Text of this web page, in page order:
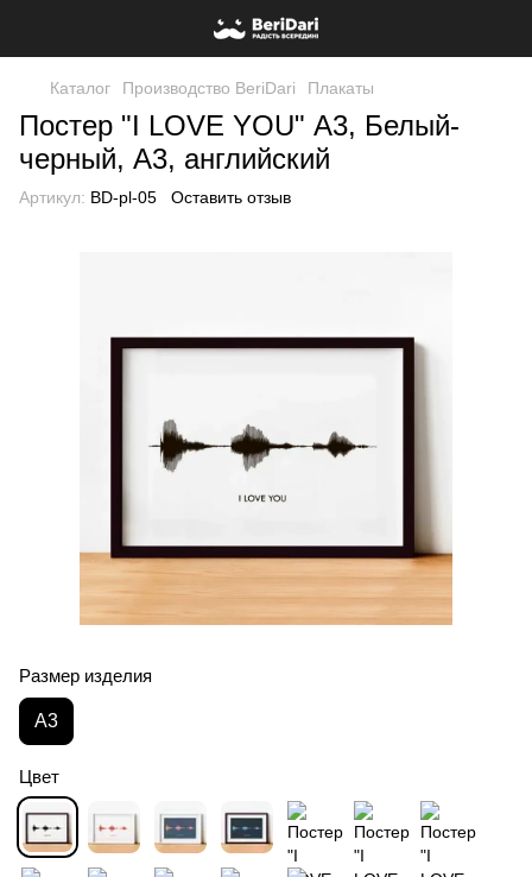
Каталог Производство BeriDari Плакаты
Постер "I LOVE YOU" А3, Белый-
черный, А3, английский
Артикул: BD-pl-05 Оставить отзыв
Размер изделия
А3
Цвет